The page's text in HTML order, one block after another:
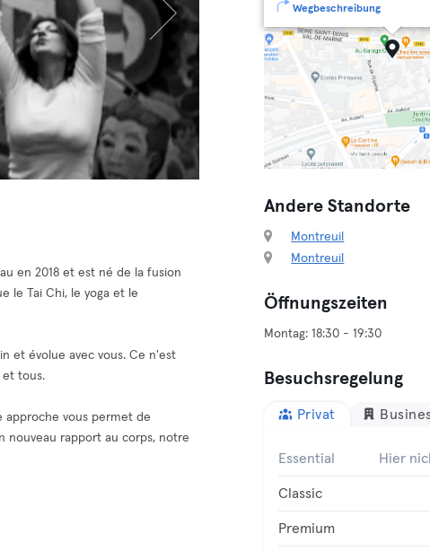
en 2018 et est né de la fusion
le Tai Chi, le yoga et le
et évolue avec vous. Ce n'est
et tous.
vous permet de
nouveau rapport au corps, notre
Wegbeschreibung
Andere Standorte
Montreuil
Montreuil
Öffnungszeiten
Besuchsregelung
Privat
Essential Hier
Classic
Premium